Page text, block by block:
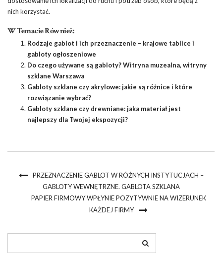
nich korzystać.
W Temacie Również:
Rodzaje gablot i ich przeznaczenie – krajowe tablice i
gabloty ogłoszeniowe
Do czego używane są gabloty? Witryna muzealna, witryny
szklane Warszawa
Gabloty szklane czy akrylowe: jakie są różnice i które
rozwiązanie wybrać?
Gabloty szklane czy drewniane: jaka materiał jest
najlepszy dla Twojej ekspozycji?
PRZEZNACZENIE GABLOT W RÓŻNYCH INSTYTUCJACH –
GABLOTY WEWNĘTRZNE. GABLOTA SZKLANA
PAPIER FIRMOWY WPŁYNIE POZYTYWNIE NA WIZERUNEK
KAŻDEJ FIRMY